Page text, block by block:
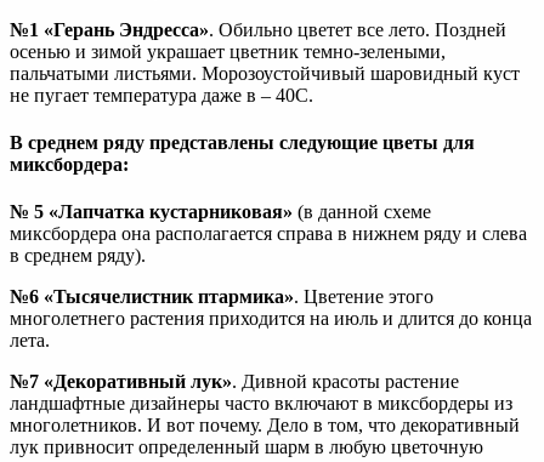
№1 «Герань Эндресса». Обильно цветет все лето. Поздней
осенью и зимой украшает цветник темно-зелеными,
пальчатыми листьями. Морозоустойчивый шаровидный куст
не пугает температура даже в – 40С.
В среднем ряду представлены следующие цветы для
миксбордера:
№ 5 «Лапчатка кустарниковая» (в данной схеме
миксбордера она располагается справа в нижнем ряду и слева
в среднем ряду).
№6 «Тысячелистник птармика». Цветение этого
многолетнего растения приходится на июль и длится до конца
лета.
№7 «Декоративный лук». Дивной красоты растение
ландшафтные дизайнеры часто включают в миксбордеры из
многолетников. И вот почему. Дело в том, что декоративный
лук привносит определенный шарм в любую цветочную